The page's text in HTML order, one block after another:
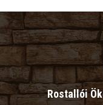
Rostallói